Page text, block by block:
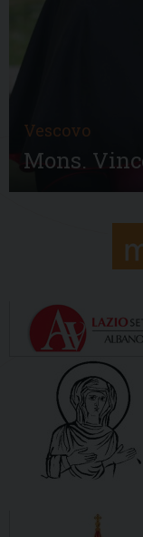
Vescovo
Mons.